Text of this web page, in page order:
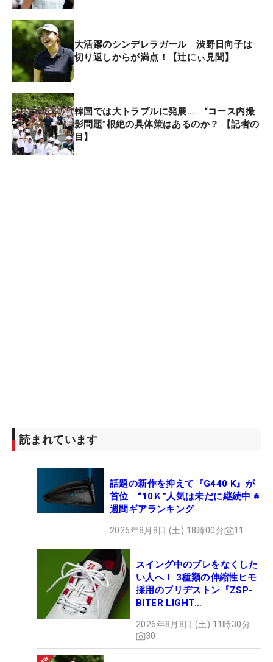
と、即答で「上野さん！上野さんと結婚したい
（笑）」と、憧れるソフトボールの上野由岐子投手
を“ご指名”し、報道陣を笑わせた。
男性アスリートでの“ガチ回答”を求められると、
「誰だろう…全然思い浮かばないですね」。迷いな
がら、「サッカー、野球も見るし、フィギュアもラ
グビーも…いろいろスポーツ見るしなー…分からない
（笑）。でも、スポーツ選手はいいですよね、って
感じです！」と言って、“迷える乙女心”（？）をう
大活躍のシンデレラガール 渋野日向子は
切り返しからが満点！【辻にぃ見聞】
韓国では大トラブルに発展… “コース内撮
影問題”根絶の具体策はあるのか？ 【記者の
目】
読まれています
話題の新作を抑えて『G440 K』が
首位 “10Ｋ”人気は未だに継続中 #
週間ギアランキング
2026年8月8日 (土) 18時00分 11
スイング中のブレをなくした
い人へ！ 3種類の伸縮性ヒモ
採用のブリヂストン『ZSP-
BITER LIGHT
ュー
2026年8月8日 (土) 11時30分
30